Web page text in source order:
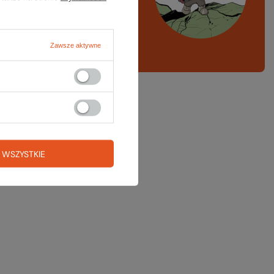
LISTA SPRZĘTOWA
Zawsze aktywne